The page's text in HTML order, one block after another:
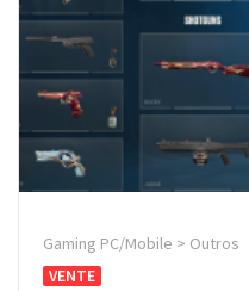
Gaming PC/Mobile > Outros
VENTE